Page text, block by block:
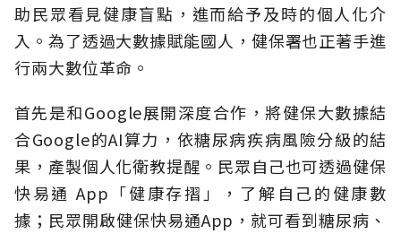
助民眾看見健康盲點，進而給予及時的個人化介
入。為了透過大數據賦能國人，健保署也正著手進
行兩大數位革命。
首先是和Google展開深度合作，將健保大數據結
合Google的AI算力，依糖尿病疾病風險分級的結
果，產製個人化衛教提醒。民眾自己也可透過健保
快易通 App「健康存摺」，了解自己的健康數
據；民眾開啟健保快易通App，就可看到糖尿病、